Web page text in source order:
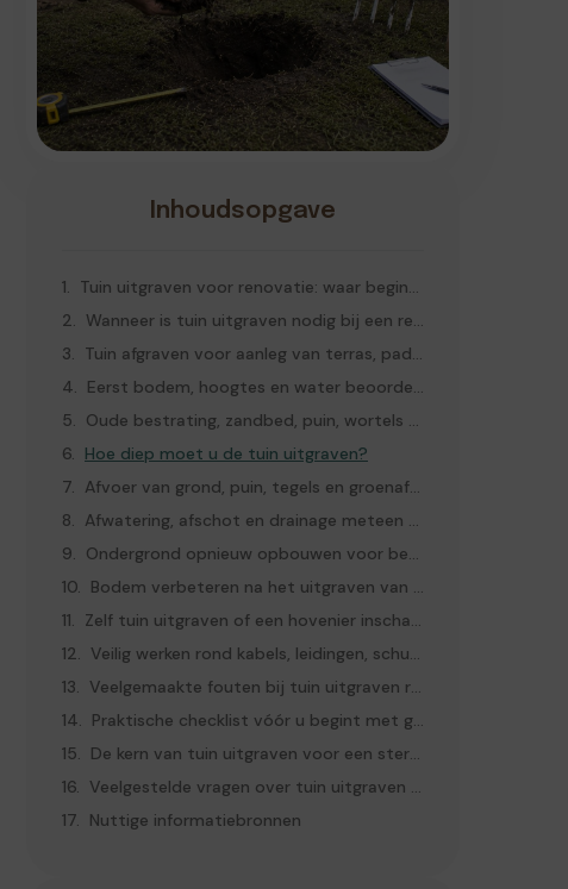
Inhoudsopgave
Tuin uitgraven voor renovatie: waar begint u?
Wanneer is tuin uitgraven nodig bij een renovatie?
Tuin afgraven voor aanleg van terras, pad, gazon of border
Eerst bodem, hoogtes en water beoordelen
Oude bestrating, zandbed, puin, wortels en gazon verwijderen
Hoe diep moet u de tuin uitgraven?
Afvoer van grond, puin, tegels en groenafval plannen
Afwatering, afschot en drainage meteen meenemen
Ondergrond opnieuw opbouwen voor bestrating of beplanting
Bodem verbeteren na het uitgraven van de tuin
Zelf tuin uitgraven of een hovenier inschakelen?
Veilig werken rond kabels, leidingen, schutting en woning
Veelgemaakte fouten bij tuin uitgraven renovatie
Praktische checklist vóór u begint met graven
De kern van tuin uitgraven voor een sterke ondergrond
Veelgestelde vragen over tuin uitgraven renovatie
Nuttige informatiebronnen